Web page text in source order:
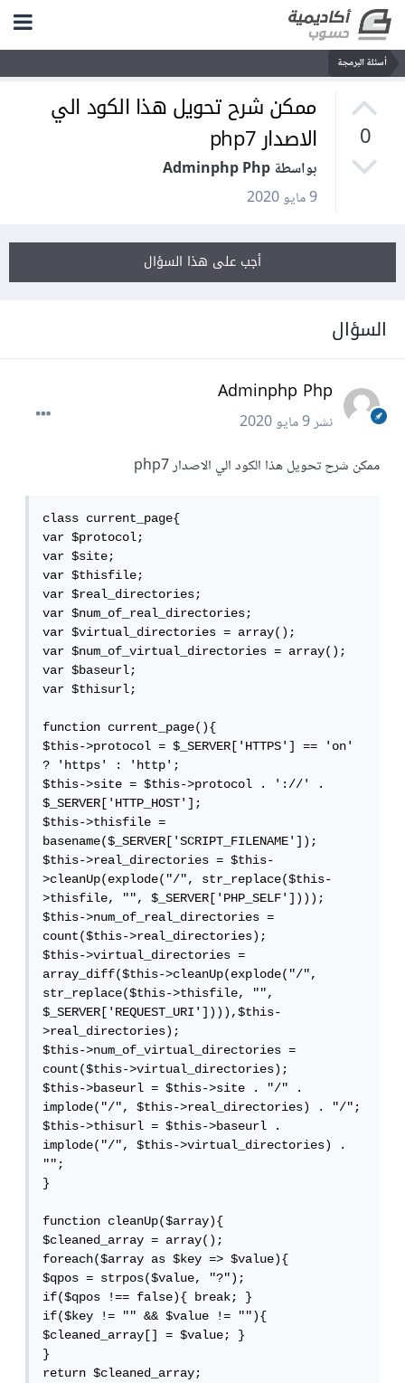
أسئلة البرمجة
0
ممكن شرح تحويل هذا الكود الي
الاصدار php7
بواسطة Adminphp Php
9 مايو 2020
أجب على هذا السؤال
السؤال
Adminphp Php
نشر9 مايو 2020
ممكن شرح تحويل هذا الكود الي الاصدار php7
class current_page{
var $protocol;
var $site;
var $thisfile;
var $real_directories;
var $num_of_real_directories;
var $virtual_directories = array();
var $num_of_virtual_directories = array();
var $baseurl;
var $thisurl;
function current_page(){
$this->protocol = $_SERVER['HTTPS'] == 'on'
? 'https' : 'http';
$this->site = $this->protocol . '://' .
$_SERVER['HTTP_HOST'];
$this->thisfile =
basename($_SERVER['SCRIPT_FILENAME']);
$this->real_directories = $this-
>cleanUp(explode("/", str_replace($this-
>thisfile, "", $_SERVER['PHP_SELF'])));
$this->num_of_real_directories =
count($this->real_directories);
$this->virtual_directories =
array_diff($this->cleanUp(explode("/",
str_replace($this->thisfile, "",
$_SERVER['REQUEST_URI']))),$this-
>real_directories);
$this->num_of_virtual_directories =
count($this->virtual_directories);
$this->baseurl = $this->site . "/" .
implode("/", $this->real_directories) . "/";
$this->thisurl = $this->baseurl .
implode("/", $this->virtual_directories) .
"";
}
function cleanUp($array){
$cleaned_array = array();
foreach($array as $key => $value){
$qpos = strpos($value, "?");
if($qpos !== false){ break; }
if($key != "" && $value != ""){
$cleaned_array[] = $value; }
}
return $cleaned_array;